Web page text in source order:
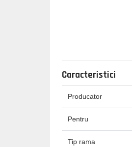
Caracteristici
Producator
Pentru
Tip rama